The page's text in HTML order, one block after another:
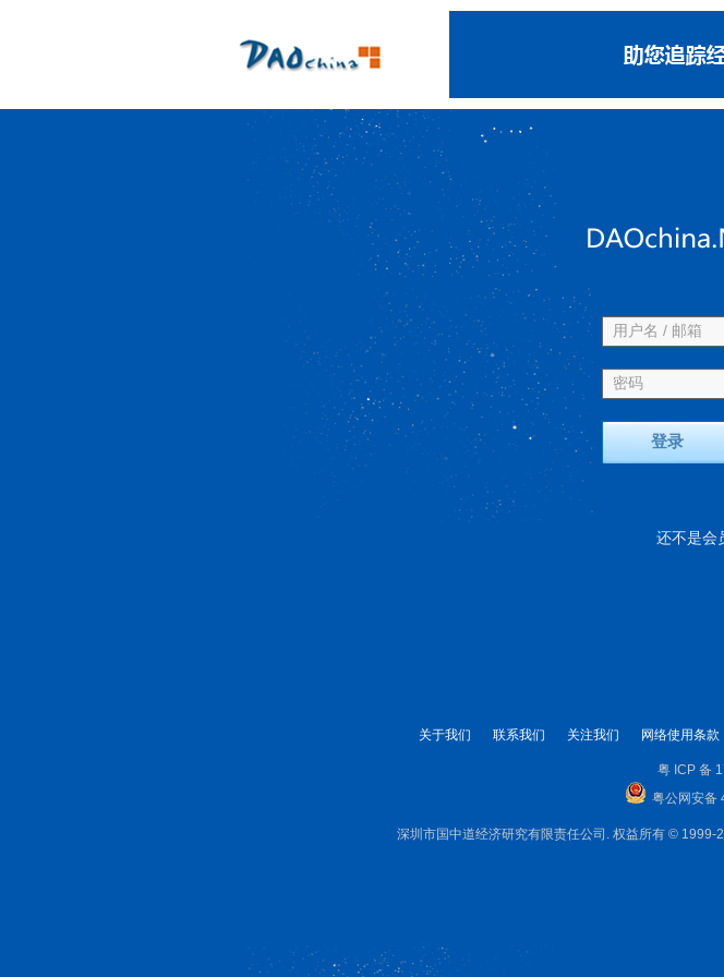
用户名 / 邮箱
密码
登录
还不是会
关于我们 联系我们 关注我们 网络使用条款
粤 ICP 备
粤公网安备
深圳市国中道经济研究有限责任公司. 权益所有 ©